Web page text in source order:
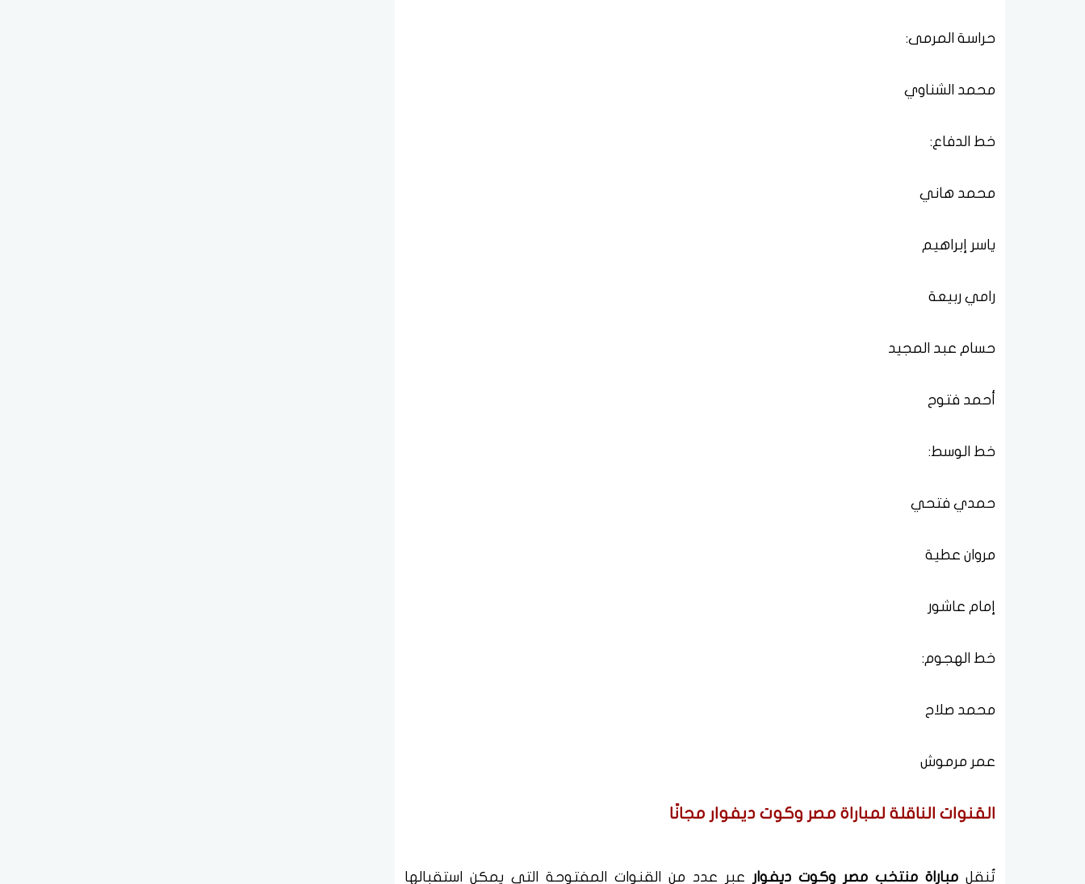
حراسة المرمى:
محمد الشناوي
خط الدفاع:
محمد هاني
ياسر إبراهيم
رامي ربيعة
حسام عبد المجيد
أحمد فتوح
خط الوسط:
حمدي فتحي
مروان عطية
إمام عاشور
خط الهجوم:
محمد صلاح
عمر مرموش
القنوات الناقلة لمباراة مصر وكوت ديفوار مجانًا
تُنقل مباراة منتخب مصر وكوت ديفوار
عبر عدد من القنوات المفتوحة التي يمكن استقبالها